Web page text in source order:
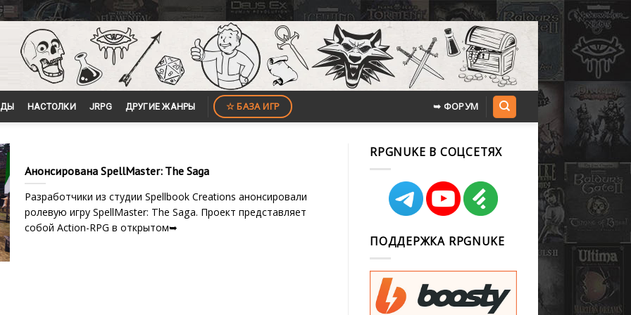
НАСТОЛКИ JRPG ДРУГИЕ ЖАНРЫ ☆ БАЗА ИГР ➥ ФОРУМ
Анонсирована SpellMaster: The Saga
Разработчики из студии Spellbook Creations анонсировали
ролевую игру SpellMaster: The Saga. Проект представляет
собой Action-RPG в открытом➥
RPGNUKE В СОЦСЕТЯХ
ПОДДЕРЖКА RPGNUKE